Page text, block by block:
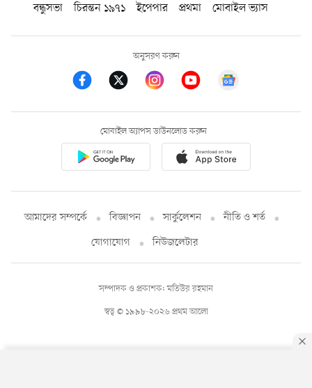
বন্ধুসভা
চিরন্তন ১৯৭১ ইপেপার প্রথমা মোবাইল ভ্যাস
অনুসরণ করুন
মোবাইল অ্যাপস ডাউনলোড করুন
আমাদের সম্পর্কে বিজ্ঞাপন সার্কুলেশন
নীতি ও শর্ত
যোগাযোগ
নিউজলেটার
স্বত্ব © ১৯৯৮-২০২৬ প্রথম আলো
সম্পাদক ও প্রকাশক: মতিউর রহমান